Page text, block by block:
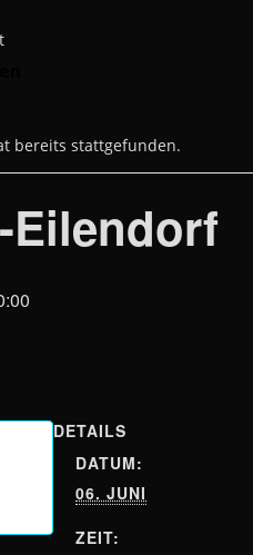
bereits stattgefunden.
Eilendorf
DETAILS
DATUM:
06. JUNI
ZEIT: